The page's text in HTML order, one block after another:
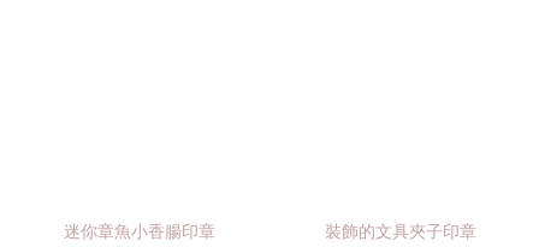
迷你章魚小香腸印章 裝飾的文具夾子印章